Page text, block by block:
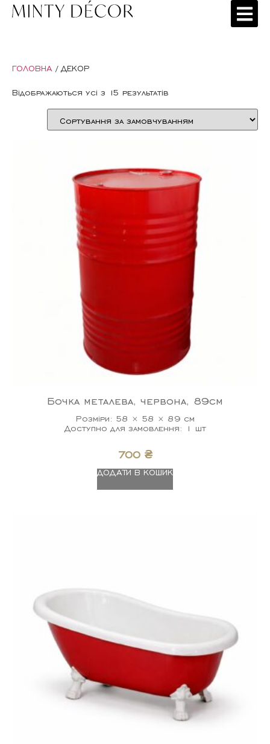
ГОЛОВНА / ДЕКОР
Відображаються усі з 15 результатів
Бочка металева, червона, 89см
Розміри: 58 × 58 × 89 см
Доступно для замовлення: 1 шт
700 ₴
ДОДАТИ В КОШИК